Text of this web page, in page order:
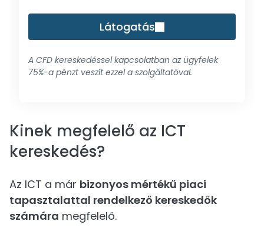
Látogatás
A CFD kereskedéssel kapcsolatban az ügyfelek
75%-a pénzt veszít ezzel a szolgáltatóval.
Kinek megfelelő az ICT
kereskedés?
Az ICT a már bizonyos mértékű piaci
tapasztalattal rendelkező kereskedők
számára megfelelő.